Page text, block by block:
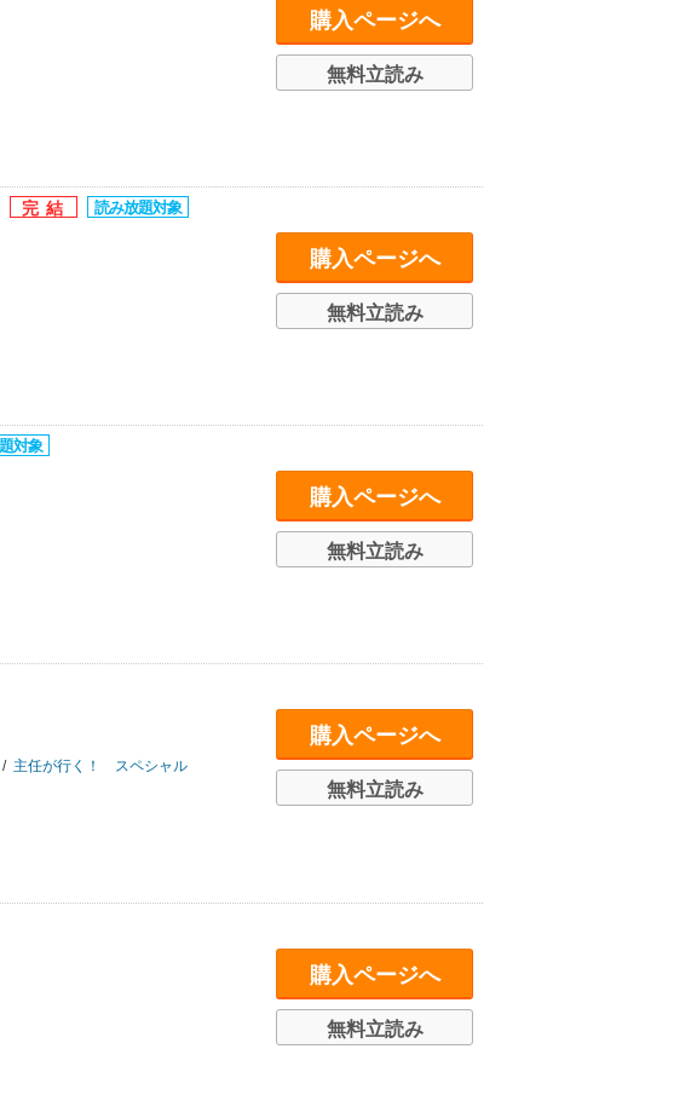
購入ページへ
無料立読み
購入ページへ
無料立読み
購入ページへ
無料立読み
/ 主任が行く！ スペシャル
購入ページへ
無料立読み
購入ページへ
無料立読み